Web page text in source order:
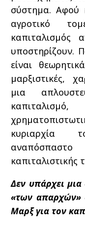
σύστημα. Αφού
αγροτικό
καπιταλισμός
υποστηρίζουν.
είναι
μαρξιστικές,
μια
κυριαρχία
Δεν υπάρχει
«των απαρχών»
Μαρξ για τον